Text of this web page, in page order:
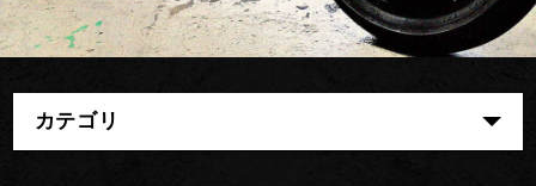
カテゴリ